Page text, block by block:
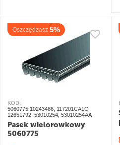
Oszczędzasz 5%
KOD:
5060775 10243486, 117201CA1C,
12651792, 53010254, 53010254AA
Pasek wielorowkowy
5060775